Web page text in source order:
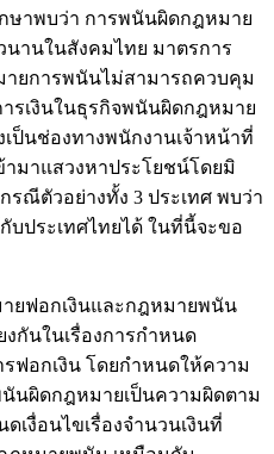
ษาพบว่า การพนันผิดกฎหมาย
นานในสังคมไทย มาตรการ
ยการพนันไม่สามารถควบคุม
รเงินในธุรกิจพนันผิดกฎหมาย
ป็นช่องทางพนักงานเจ้าหน้าที่
ามาแสวงหาประโยชน์โดยมิ
รณีตัวอย่างทั้ง 3 ประเทศ พบว่า
ประเทศไทยได้ ในที่นี้จะขอ
ายฟอกเงินและกฎหมายพนัน
งกันในเรื่องการกำหนด
ฟอกเงิน โดยกำหนดให้ความ
นผิดกฎหมายเป็นความผิดตาม
เงื่อนไขเรื่องจำนวนเงินที่